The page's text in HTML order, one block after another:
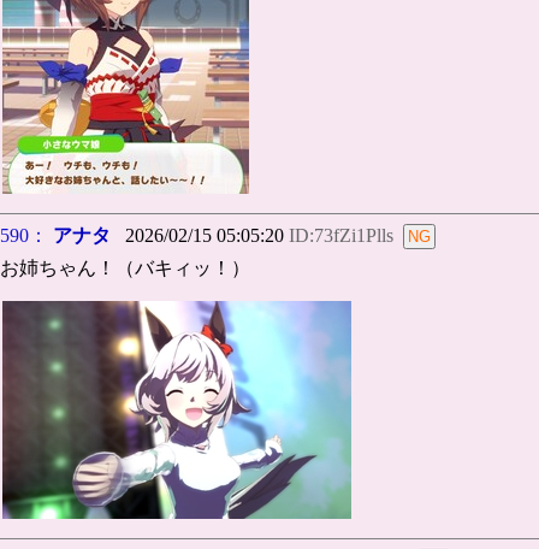
590： アナタ 2026/02/15 05:05:20 ID:73fZi1Plls
お姉ちゃん！（バキィッ！）